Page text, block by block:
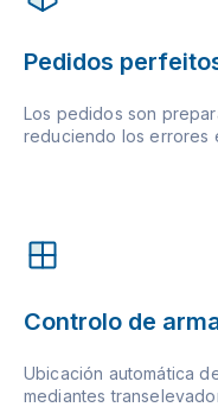
Pedidos
Los pedidos son
reduciendo los errores
Controlo de
Ubicación automática
mediantes